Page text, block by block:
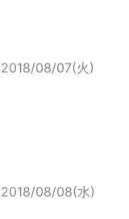
2018/08/07(火)
2018/08/08(水)